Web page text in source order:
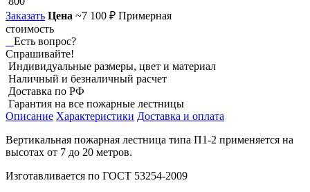
Заказать Цена ~7 100 ₽ Примерная
стоимость
Есть вопрос?
Спрашивайте!
Индивидуальные размеры, цвет и материал
Наличный и безналичный расчет
Доставка по РФ
Гарантия на все пожарные лестницы
Описание Характеристики Доставка и оплата
Вертикальная пожарная лестница типа П1-2 применяется на
высотах от 7 до 20 метров.
Изготавливается по ГОСТ 53254-2009